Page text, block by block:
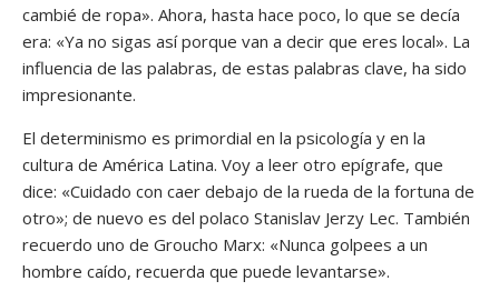
cambié de ropa». Ahora, hasta hace poco, lo que se decía
era: «Ya no sigas así porque van a decir que eres local». La
influencia de las palabras, de estas palabras clave, ha sido
impresionante.
El determinismo es primordial en la psicología y en la
cultura de América Latina. Voy a leer otro epígrafe, que
dice: «Cuidado con caer debajo de la rueda de la fortuna de
otro»; de nuevo es del polaco Stanislav Jerzy Lec. También
recuerdo uno de Groucho Marx: «Nunca golpees a un
hombre caído, recuerda que puede levantarse».